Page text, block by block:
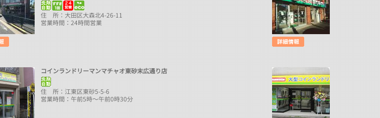
住 所：大田区大森北4-26-11
営業時間：24時間営業
コインランドリーマンマチャオ東砂末広通り店
住 所：江東区東砂5-5-6
営業時間：午前5時～午前0時30分